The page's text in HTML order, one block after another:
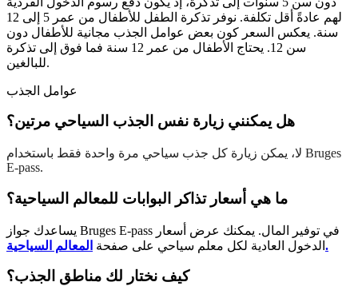
لهم عادةً أقل تكلفة. نوفر تذكرة الطفل للأطفال من عمر 5 إلى 12
سنة. يعكس السعر كون بعض عوامل الجذب مجانية للأطفال دون
سن 12. يحتاج الأطفال من عمر 12 سنة فما فوق إلى تذكرة
للبالغين.
عوامل الجذب
هل يمكنني زيارة نفس الجذب السياحي مرتين؟
لا، يمكن زيارة كل جذب سياحي مرة واحدة فقط باستخدام Bruges
E-pass.
ما هي أسعار تذاكر البوابات للمعالم السياحية؟
يساعدك جواز Bruges E-pass في توفير المال. يمكنك عرض أسعار
الدخول العادية لكل معلم سياحي على صفحة المعالم السياحية.
كيف نختار لك مناطق الجذب؟